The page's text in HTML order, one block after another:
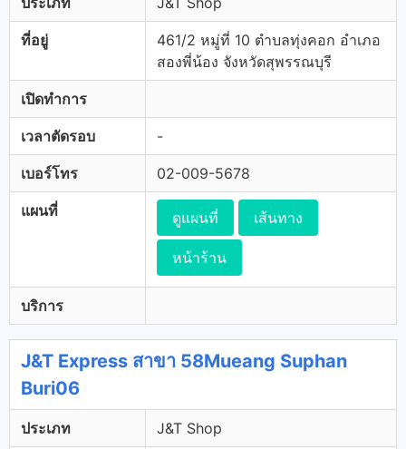
ที่อยู่
461/2 หมู่ที่ 10 ตำบลทุ่งคอก อำเภอ
สองพี่น้อง จังหวัดสุพรรณบุรี
เปิดทำการ
เวลาตัดรอบ -
เบอร์โทร 02-009-5678
แผนที่ ดูแผนที่ เส้นทาง
หน้าร้าน
บริการ
J&T Express สาขา 58Mueang Suphan
Buri06
ประเภท J&T Shop